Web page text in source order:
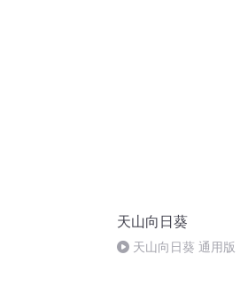
天山向日葵
天山向日葵 通用版